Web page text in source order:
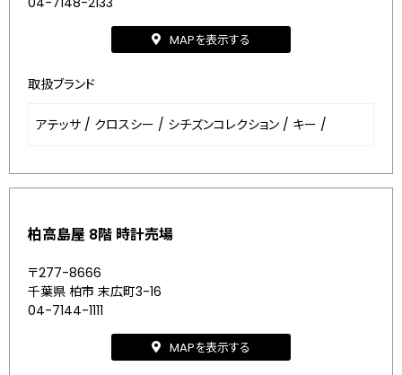
MAPを表示する
取扱ブランド
アテッサ / クロスシー / シチズンコレクション / キー /
柏高島屋 8階 時計売場
〒277-8666
千葉県 柏市 末広町3-16
04-7144-1111
MAPを表示する